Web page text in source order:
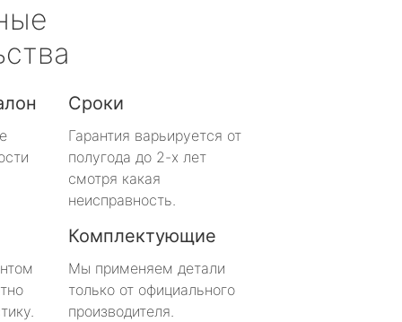
Сроки
Гарантия варьируется от
полугода до 2-х лет
смотря какая
неисправность.
Комплектующие
Мы применяем детали
только от официального
производителя.